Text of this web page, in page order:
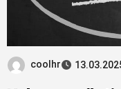
coolhr